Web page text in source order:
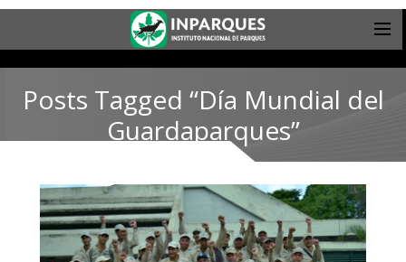
Posts Tagged “Día Mundial del
Guardaparques”